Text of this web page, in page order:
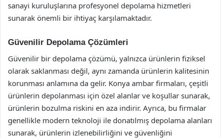
sanayi kuruluşlarına profesyonel depolama hizmetleri
sunarak önemli bir ihtiyaç karşılamaktadır.
Güvenilir Depolama Çözümleri
Güvenilir bir depolama çözümü, yalnızca ürünlerin fiziksel
olarak saklanması değil, aynı zamanda ürünlerin kalitesinin
korunması anlamına da gelir. Konya ambar firmaları, çeşitli
ürünlerin depolanması için özel alanlar ve koşullar sunarak,
ürünlerin bozulma riskini en aza indirir. Ayrıca, bu firmalar
genellikle modern teknoloji ile donatılmış depolama alanları
sunarak, ürünlerin izlenebilirliğini ve güvenliğini